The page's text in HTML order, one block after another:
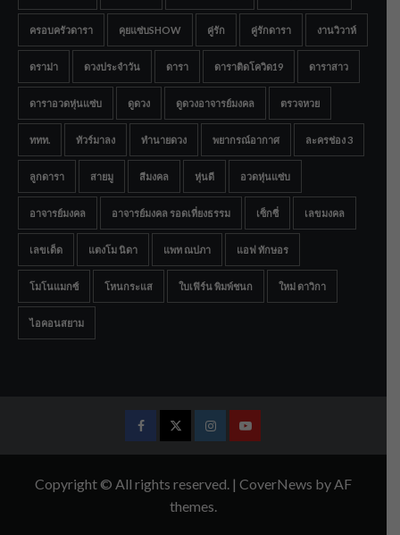
ครอบครัวดารา คุยแซ่บSHOW คู่รัก คู่รักดารา งานวิวาห์
ดราม่า ดวงประจำวัน ดารา ดาราติดโควิด19 ดาราสาว
ดาราอวดหุ่นแซ่บ ดูดวง ดูดวงอาจารย์มงคล ตรวจหวย
ททท. ทัวร์มาลง ทำนายดวง พยากรณ์อากาศ ละครช่อง 3
ลูกดารา สายมู สีมงคล หุ่นดี อวดหุ่นแซ่บ
อาจารย์มงคล อาจารย์มงคล รอดเที่ยงธรรม เซ็กซี่ เลขมงคล
เลขเด็ด แตงโม นิดา แพท ณปภา แอฟ ทักษอร
โมโนแมกซ์ โหนกระแส ใบเฟิร์น พิมพ์ชนก ใหม่ ดาวิกา
ไอคอนสยาม
FacebookTwitterInstagramYoutube
Copyright © All rights reserved. | CoverNews by AF
themes.